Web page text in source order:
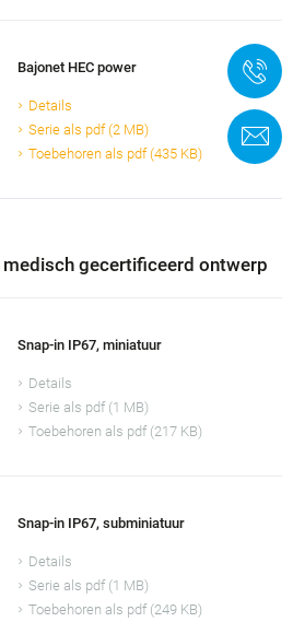
Bajonet HEC power
Details
Serie als pdf (2 MB)
Toebehoren als pdf (435 KB)
medisch gecertificeerd ontwerp
Snap-in IP67, miniatuur
Details
Serie als pdf (1 MB)
Toebehoren als pdf (217 KB)
Snap-in IP67, subminiatuur
Details
Serie als pdf (1 MB)
Toebehoren als pdf (249 KB)